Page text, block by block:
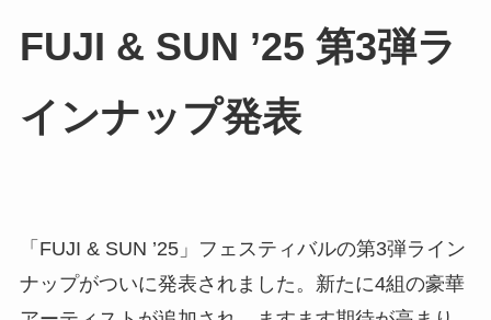
FUJI & SUN ’25 第3弾ラ
インナップ発表
「FUJI & SUN ’25」フェスティバルの第3弾ライン
ナップがついに発表されました。新たに4組の豪華